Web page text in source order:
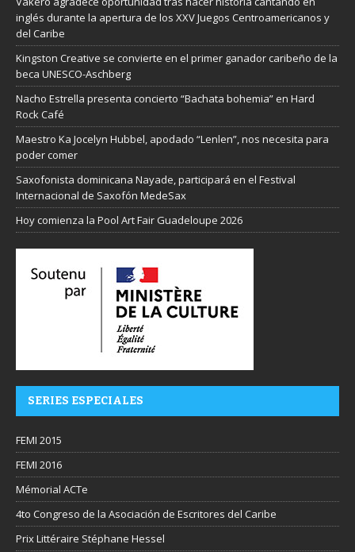
inglés durante la apertura de los XXV Juegos Centroamericanos y
del Caribe
Kingston Creative se convierte en el primer ganador caribeño de la
beca UNESCO-Aschberg
Nacho Estrella presenta concierto “Bachata bohemia” en Hard
Rock Café
Maestro Ka Jocelyn Hubbel, apodado “Lenlen”, nos necesita para
poder comer
Saxofonista dominicana Nayade, participará en el Festival
Internacional de Saxofón MedeSax
Hoy comienza la Pool Art Fair Guadeloupe 2026
SERIES ESPECIALES
FEMI 2015
FEMI 2016
Mémorial ACTe
4to Congreso de la Asociación de Escritores del Caribe
Prix Littéraire Stéphane Hessel